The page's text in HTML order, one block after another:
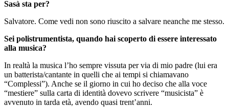
Sasà sta per?
Salvatore. Come vedi non sono riuscito a salvare neanche me stesso.
Sei polistrumentista, quando hai scoperto di essere interessato
alla musica?
In realtà la musica l’ho sempre vissuta per via di mio padre (lui era
un batterista/cantante in quelli che ai tempi si chiamavano
“Complessi”). Anche se il giorno in cui ho deciso che alla voce
“mestiere” sulla carta di identità dovevo scrivere “musicista” è
avvenuto in tarda età, avendo quasi trent’anni.